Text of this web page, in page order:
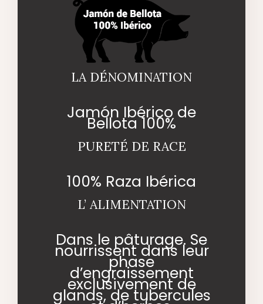
LA DÉNOMINATION
Jamón Ibérico de
Bellota 100%
PURETÉ DE RACE
100% Raza Ibérica
L’ ALIMENTATION
Dans le pâturage. Se
nourrissent dans leur
phase
d’engraissement
exclusivement de
glands, de tubercules